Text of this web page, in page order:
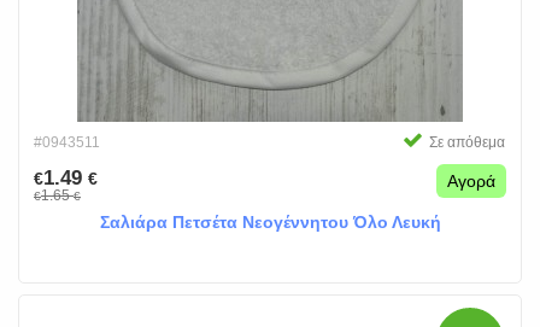
#0943511 Σε απόθεμα
€1.49 €
€1.65€
Αγορά
Σαλιάρα Πετσέτα Νεογέννητου Όλο Λευκή